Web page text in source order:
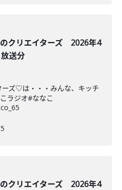
クリエイターズ 2026年4
送分
ズ♡は・・・みんな、キッチ
ラジオ#ななこ
クリエイターズ 2026年4